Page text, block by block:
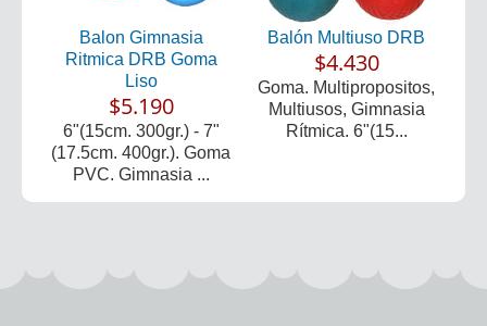
Balon Gimnasia
Ritmica DRB Goma
Liso
$5.190
6"(15cm. 300gr.) - 7"
(17.5cm. 400gr.). Goma
PVC. Gimnasia ...
Balón Multiuso DRB
$4.430
Goma. Multipropositos,
Multiusos, Gimnasia
Rítmica. 6"(15...